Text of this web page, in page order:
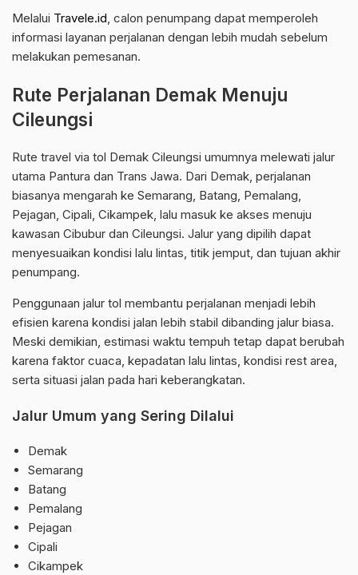
Melalui Travele.id, calon penumpang dapat memperoleh
informasi layanan perjalanan dengan lebih mudah sebelum
melakukan pemesanan.
Rute Perjalanan Demak Menuju
Cileungsi
Rute travel via tol Demak Cileungsi umumnya melewati jalur
utama Pantura dan Trans Jawa. Dari Demak, perjalanan
biasanya mengarah ke Semarang, Batang, Pemalang,
Pejagan, Cipali, Cikampek, lalu masuk ke akses menuju
kawasan Cibubur dan Cileungsi. Jalur yang dipilih dapat
menyesuaikan kondisi lalu lintas, titik jemput, dan tujuan akhir
penumpang.
Penggunaan jalur tol membantu perjalanan menjadi lebih
efisien karena kondisi jalan lebih stabil dibanding jalur biasa.
Meski demikian, estimasi waktu tempuh tetap dapat berubah
karena faktor cuaca, kepadatan lalu lintas, kondisi rest area,
serta situasi jalan pada hari keberangkatan.
Jalur Umum yang Sering Dilalui
Demak
Semarang
Batang
Pemalang
Pejagan
Cipali
Cikampek